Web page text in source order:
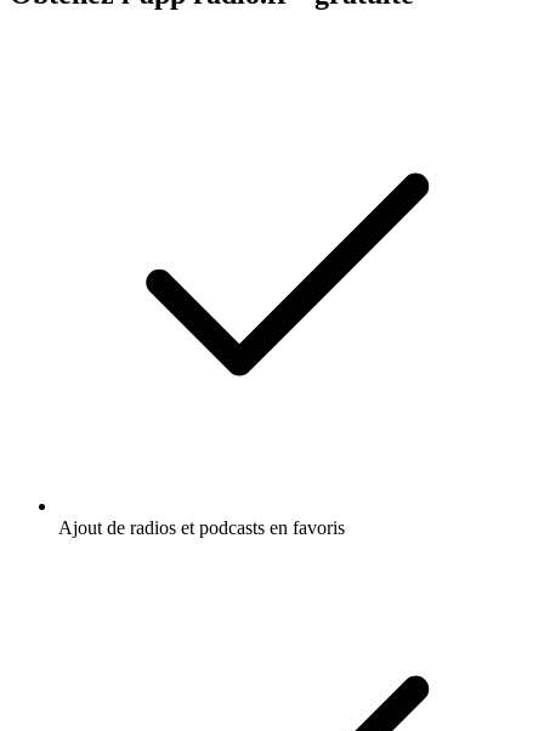
Ajout de radios et podcasts en favoris